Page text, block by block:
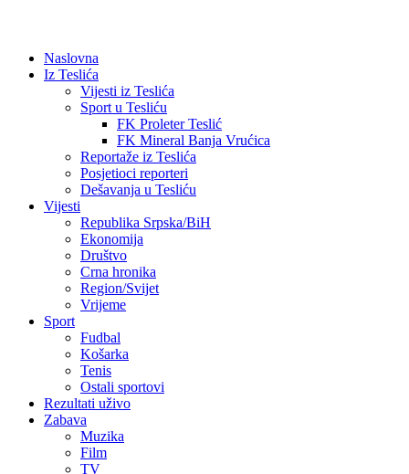
Naslovna
Iz Teslića
Vijesti iz Teslića
Sport u Tesliću
FK Proleter Teslić
FK Mineral Banja Vrućica
Reportaže iz Teslića
Posjetioci reporteri
Dešavanja u Tesliću
Vijesti
Republika Srpska/BiH
Ekonomija
Društvo
Crna hronika
Region/Svijet
Vrijeme
Sport
Fudbal
Košarka
Tenis
Ostali sportovi
Rezultati uživo
Zabava
Muzika
Film
TV